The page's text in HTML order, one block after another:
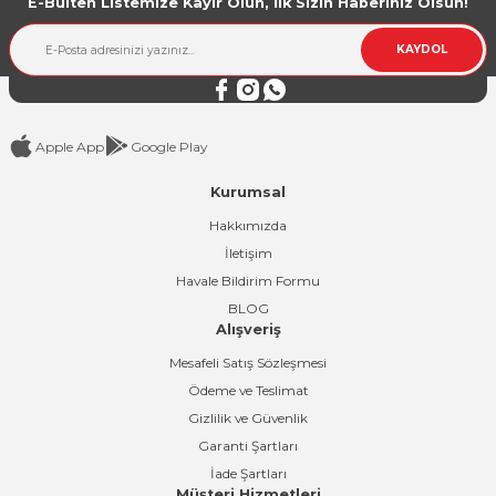
Ürün bilgilerinde hatalar bulunuyor.
KAYDOL
Apple App Google Play
Kurumsal
Hakkımızda
İletişim
Havale Bildirim Formu
BLOG
Alışveriş
Mesafeli Satış Sözleşmesi
Ödeme ve Teslimat
Gizlilik ve Güvenlik
Garanti Şartları
İade Şartları